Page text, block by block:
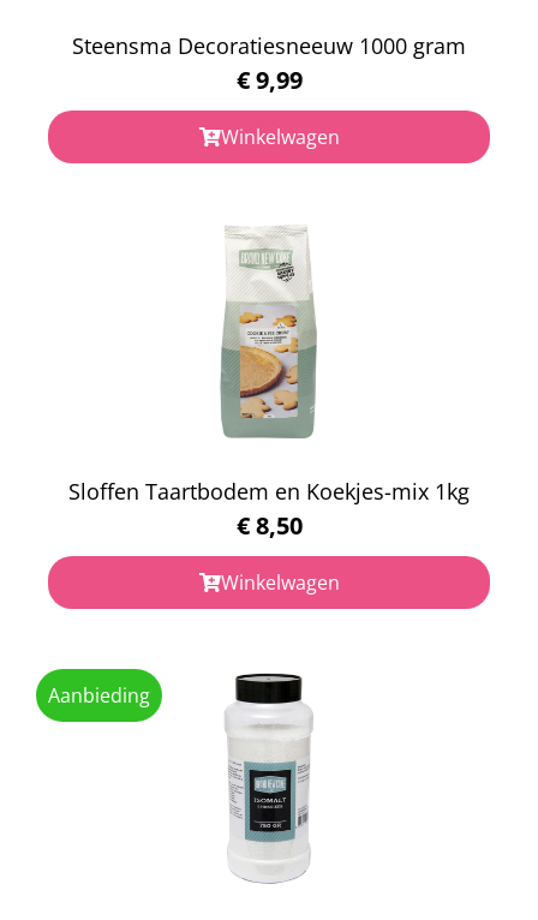
Steensma Decoratiesneeuw 1000 gram
€9,99
Winkelwagen
Sloffen Taartbodem en Koekjes-mix 1kg
€8,50
Winkelwagen
Aanbieding